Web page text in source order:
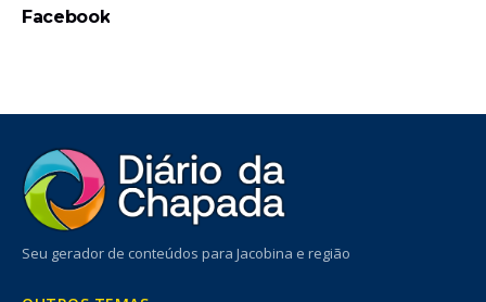
Facebook
Seu gerador de conteúdos para Jacobina e região